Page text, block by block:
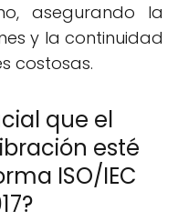
asegurando la
y la continuidad
costosas.
que el
esté
ISO/IEC